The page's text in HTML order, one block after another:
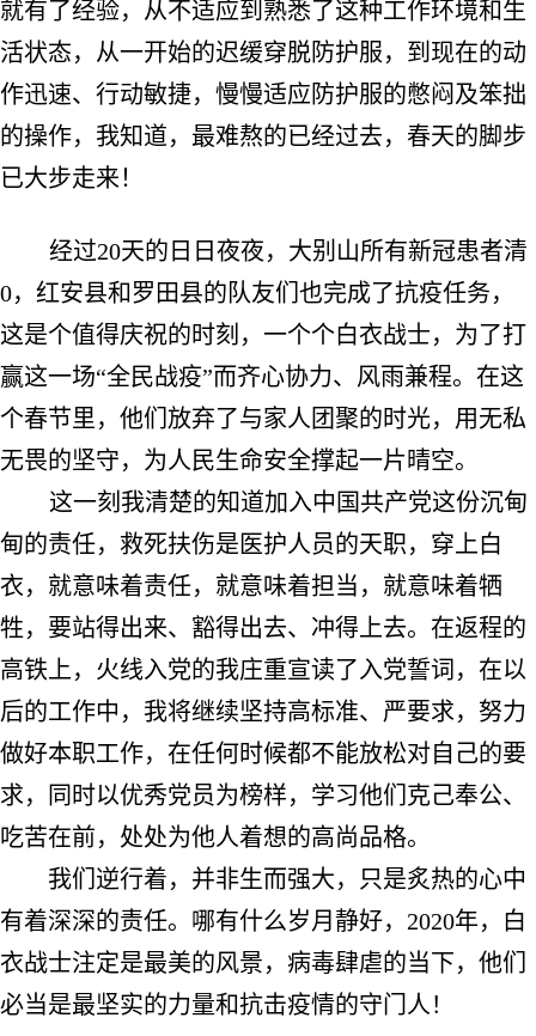
就有了经验，从不适应到熟悉了这种工作环境和生
活状态，从一开始的迟缓穿脱防护服，到现在的动
作迅速、行动敏捷，慢慢适应防护服的憋闷及笨拙
的操作，我知道，最难熬的已经过去，春天的脚步
已大步走来！
经过20天的日日夜夜，大别山所有新冠患者清
0，红安县和罗田县的队友们也完成了抗疫任务，
这是个值得庆祝的时刻，一个个白衣战士，为了打
赢这一场“全民战疫”而齐心协力、风雨兼程。在这
个春节里，他们放弃了与家人团聚的时光，用无私
无畏的坚守，为人民生命安全撑起一片晴空。
这一刻我清楚的知道加入中国共产党这份沉甸
甸的责任，救死扶伤是医护人员的天职，穿上白
衣，就意味着责任，就意味着担当，就意味着牺
牲，要站得出来、豁得出去、冲得上去。 在返程的
高铁上，火线入党的我庄重宣读了入党誓词，在以
后的工作中，我将继续坚持高标准、严要求，努力
做好本职工作，在任何时候都不能放松对自己的要
求，同时以优秀党员为榜样，学习他们克己奉公、
吃苦在前，处处为他人着想的高尚品格。
我们逆行着，并非生而强大，只是炙热的心中
有着深深的责任。哪有什么岁月静好， 2020年，白
衣战士注定是最美的风景，病毒肆虐的当下，他们
必当是最坚实的力量和抗击疫情的守门人 ！